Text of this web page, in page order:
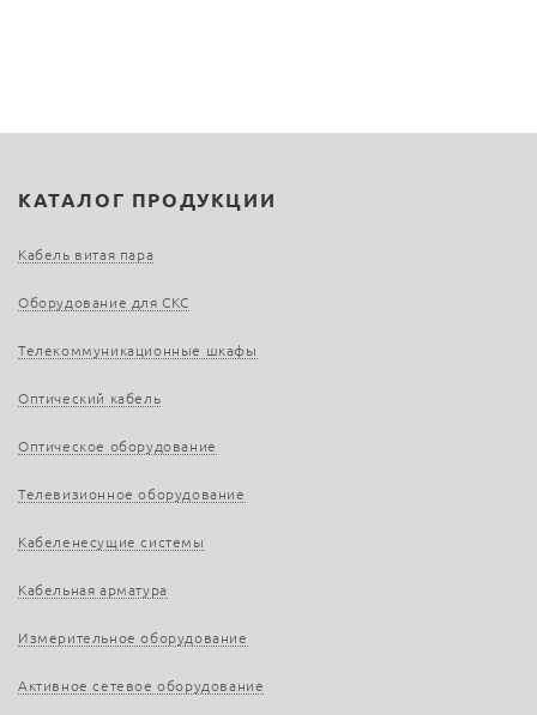
КАТАЛОГ ПРОДУКЦИИ
Кабель витая пара
Оборудование для СКС
Телекоммуникационные шкафы
Оптический кабель
Оптическое оборудование
Телевизионное оборудование
Кабеленесущие системы
Кабельная арматура
Измерительное оборудование
Активное сетевое оборудование